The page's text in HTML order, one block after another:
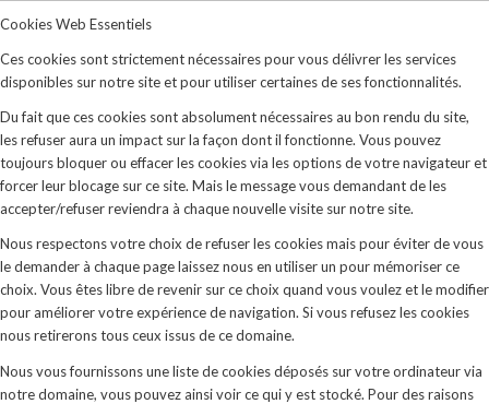
Cookies Web Essentiels
Ces cookies sont strictement nécessaires pour vous délivrer les services
disponibles sur notre site et pour utiliser certaines de ses fonctionnalités.
Du fait que ces cookies sont absolument nécessaires au bon rendu du site,
les refuser aura un impact sur la façon dont il fonctionne. Vous pouvez
toujours bloquer ou effacer les cookies via les options de votre navigateur et
forcer leur blocage sur ce site. Mais le message vous demandant de les
accepter/refuser reviendra à chaque nouvelle visite sur notre site.
Nous respectons votre choix de refuser les cookies mais pour éviter de vous
le demander à chaque page laissez nous en utiliser un pour mémoriser ce
choix. Vous êtes libre de revenir sur ce choix quand vous voulez et le modifier
pour améliorer votre expérience de navigation. Si vous refusez les cookies
nous retirerons tous ceux issus de ce domaine.
Nous vous fournissons une liste de cookies déposés sur votre ordinateur via
notre domaine, vous pouvez ainsi voir ce qui y est stocké. Pour des raisons